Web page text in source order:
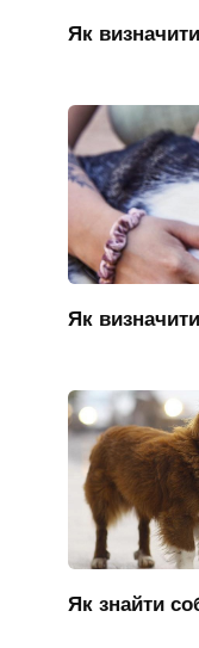
Як
Як
Як знайти